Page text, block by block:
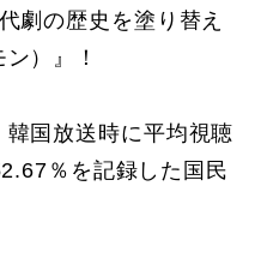
劇の歴史を塗り替え
）』！
韓国放送時に平均視聴
％を記録した国民